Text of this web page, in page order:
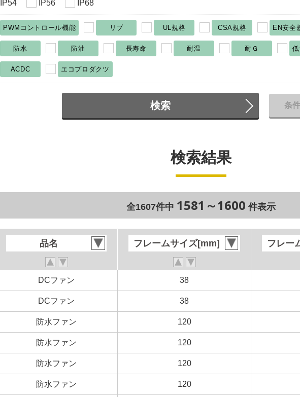
IP54 IP56 IP68
PWMコントロール機能 リブ UL規格 CSA規格 EN安全
防水 防油 長寿命 耐温 耐Ｇ
ACDC エコプロダクツ
検索 条
検索結果
全1607件中 1581～1600 件表示
品名 フレームサイズ[mm] フレー
DCファン 38
DCファン 38
防水ファン 120
防水ファン 120
防水ファン 120
防水ファン 120
品名 フレームサイズ[mm] フレー
DCファン 38
DCファン 38
防水ファン 120
防水ファン 120
防水ファン 120
防水ファン 120